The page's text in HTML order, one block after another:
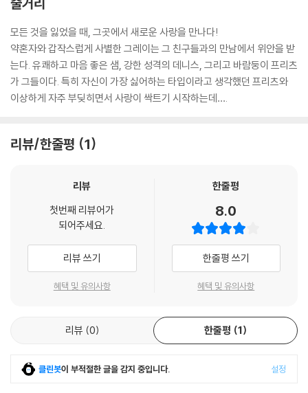
모든 것을 잃었을 때, 그곳에서 새로운 사랑을 만나다!
약혼자와 갑작스럽게 사별한 그레이는 그 친구들과의 만남에서 위안을 받
는다. 유쾌하고 마음 좋은 샘, 강한 성격의 데니스, 그리고 바람둥이 프리츠
가 그들이다. 특히 자신이 가장 싫어하는 타입이라고 생각했던 프리츠와
이상하게 자주 부딪히면서 사랑이 싹트기 시작하는데….
리뷰/한줄평 1
리뷰
첫번째 리뷰어가
되어주세요.
리뷰 쓰기
혜택 및 유의사항
한줄평
8.0
한줄평 쓰기
혜택 및 유의사항
리뷰 0 한줄평 1
클린봇이 부적절한 글을 감지 중입니다. 설정